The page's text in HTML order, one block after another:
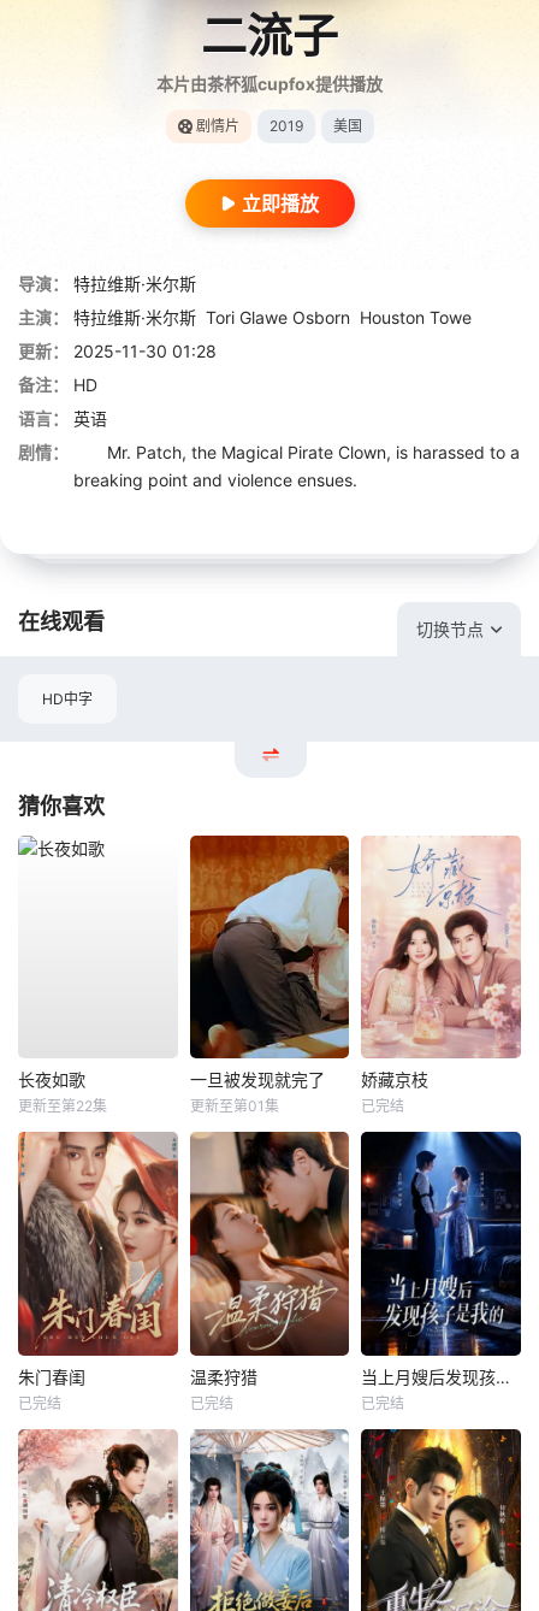
二流子
本片由茶杯狐cupfox提供播放
剧情片 2019 美国
立即播放
导演：
特拉维斯·米尔斯
主演：
特拉维斯·米尔斯 Tori Glawe Osborn Houston Towe
更新：
2025-11-30 01:28
备注：
HD
语言：
英语
剧情：
Mr. Patch, the Magical Pirate Clown, is harassed to a
breaking point and violence ensues.
在线观看 切换节点
HD中字
猜你喜欢
长夜如歌
更新至第22集
一旦被发现就完了
更新至第01集
娇藏京枝
已完结
朱门春闺
已完结
温柔狩猎
已完结
当上月嫂后发现孩子是我的
已完结